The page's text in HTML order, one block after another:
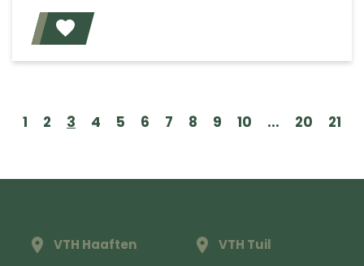
1 2 3 4 5 6 7 8 9 10 ... 20 21
VTH Haaften VTH Tuil